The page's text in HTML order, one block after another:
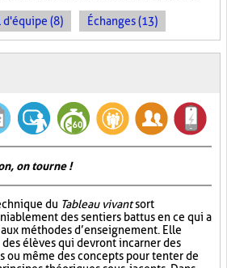
d'équipe (8) Échanges (13)
on tourne !
du Tableau vivantsort
des sentiers battus en ce qui a
méthodes d’enseignement. Elle
élèves qui devront incarner des
ou même des concepts pour tenter de